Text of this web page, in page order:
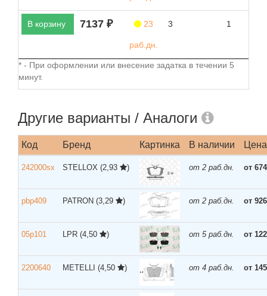
В корзину 7137 ₽ 23
раб.дн.
3 1
* - При оформлении или внесение задатка в течении 5
минут.
Другие варианты / Аналоги
Код Бренд Картинка В наличии Цена
242000sx STELLOX (2,93 ) от 2 раб.дн. от
pbp409 PATRON (3,29 ) от 2 раб.дн. от
05p101 LPR (4,50 ) от 5 раб.дн. от
2200640 METELLI (4,50 ) от 4 раб.дн. от